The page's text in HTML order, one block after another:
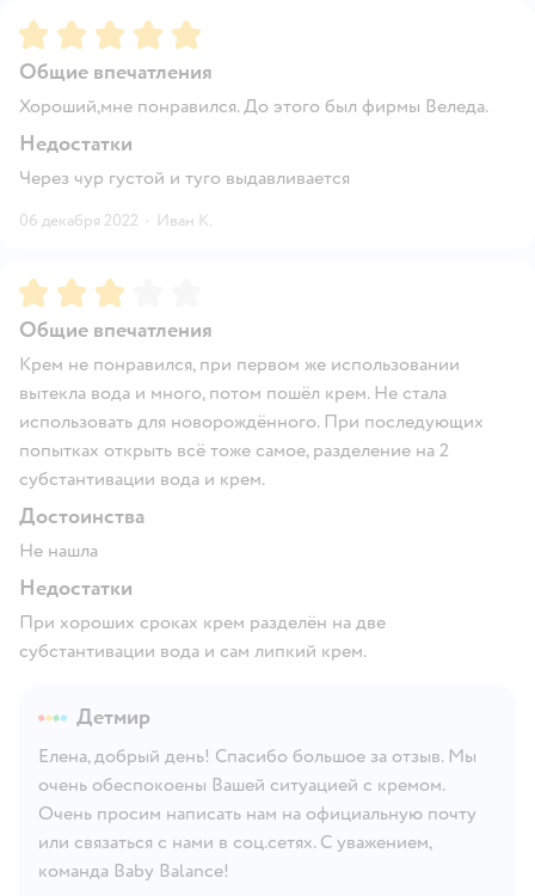
Рейтинг:5
Общие впечатления
Хороший,мне понравился. До этого был фирмы Веледа.
Недостатки
Через чур густой и туго выдавливается
06 декабря 2022 · Иван К.
Рейтинг:3
Общие впечатления
Крем не понравился, при первом же использовании
вытекла вода и много, потом пошёл крем. Не стала
использовать для новорождённого. При последующих
попытках открыть всё тоже самое, разделение на 2
субстантивации вода и крем.
Достоинства
Не нашла
Недостатки
При хороших сроках крем разделён на две
субстантивации вода и сам липкий крем.
Детмир
Елена, добрый день! Спасибо большое за отзыв. Мы
очень обеспокоены Вашей ситуацией с кремом.
Очень просим написать нам на официальную почту
или связаться с нами в соц.сетях. С уважением,
команда Baby Balance!